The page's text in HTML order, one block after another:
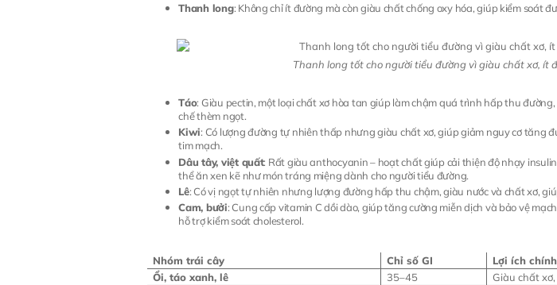
Thanh long: Không chỉ ít đường mà còn giàu chất chống oxy hóa, giúp kiểm soát
Thanh long tốt cho người tiểu đường vì giàu chất xơ,
Táo: Giàu pectin, một loại chất xơ hòa tan giúp làm chậm quá trình hấp thu
chế thèm ngọt.
Kiwi: Có lượng đường tự nhiên thấp nhưng giàu chất xơ, giúp giảm nguy cơ tăng
tim mạch.
Dâu tây, việt quất: Rất giàu anthocyanin – hoạt chất giúp cải thiện độ nhạy
thể ăn xen kẽ như món tráng miệng dành cho người tiểu đường.
Lê: Có vị ngọt tự nhiên nhưng lượng đường hấp thu chậm, giàu nước và chất xơ,
Cam, bưởi: Cung cấp vitamin C dồi dào, giúp tăng cường miễn dịch và bảo vệ
hỗ trợ kiểm soát cholesterol.
Nhóm trái cây Chỉ số GI
Lợi ích chính
Ổi, táo xanh, lê
35–45
Giàu chất